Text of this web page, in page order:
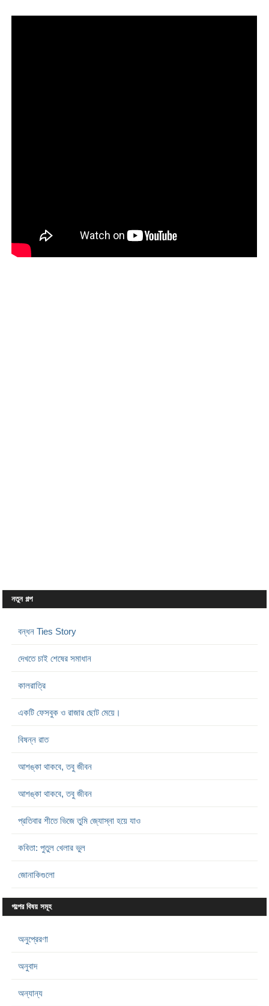
নতুন গল্প
বন্ধন Ties Story
দেখতে চাই শেষের সমাধান
কালরাত্রি
একটি ফেসবুক ও রাজার ছোট মেয়ে।
বিষন্ন রাত
আশঙ্কা থাকবে, তবু জীবন
আশঙ্কা থাকবে, তবু জীবন
প্রতিবার শীতে ভিজে তুমি জ্যোস্না হয়ে যাও
কবিতা: পুতুল খেলার ভুল
জোনাকিগুলো
গল্পের বিষয় সমূহ
অনুপ্রেরণা
অনুবাদ
অন্যান্য